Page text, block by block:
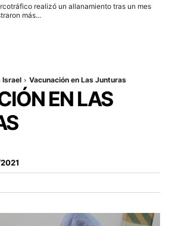
realizó un allanamiento tras un mes
más...